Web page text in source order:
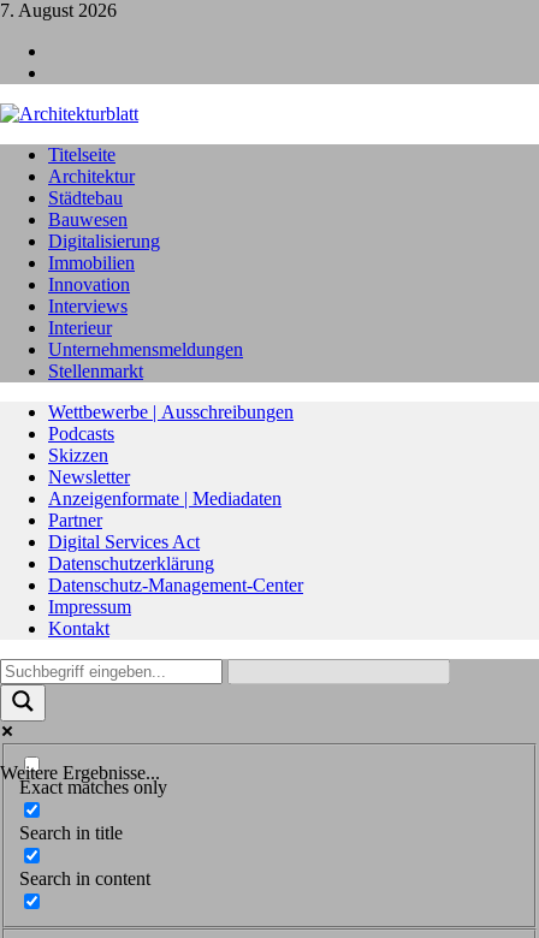
7. August 2026
Titelseite
Architektur
Städtebau
Bauwesen
Digitalisierung
Immobilien
Innovation
Interviews
Interieur
Unternehmensmeldungen
Stellenmarkt
Wettbewerbe | Ausschreibungen
Podcasts
Skizzen
Newsletter
Anzeigenformate | Mediadaten
Partner
Digital Services Act
Datenschutzerklärung
Datenschutz-Management-Center
Impressum
Kontakt
Weitere Ergebnisse...
Exact matches only
Search in title
Search in content